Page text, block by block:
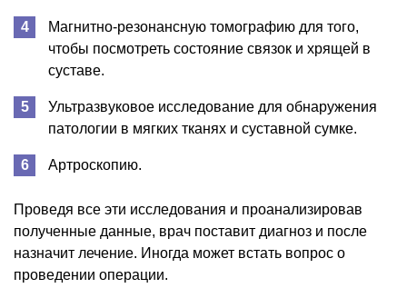
Магнитно-резонансную томографию для того,
чтобы посмотреть состояние связок и хрящей в
суставе.
Ультразвуковое исследование для обнаружения
патологии в мягких тканях и суставной сумке.
Артроскопию.
Проведя все эти исследования и проанализировав
полученные данные, врач поставит диагноз и после
назначит лечение. Иногда может встать вопрос о
проведении операции.